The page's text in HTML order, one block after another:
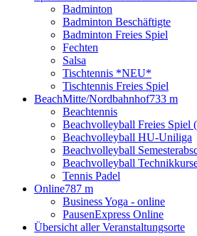
Badminton
Badminton Beschäftigte
Badminton Freies Spiel
Fechten
Salsa
Tischtennis *NEU*
Tischtennis Freies Spiel
BeachMitte/Nordbahnhof733 m
Beachtennis
Beachvolleyball Freies Spiel
Beachvolleyball HU-Uniliga
Beachvolleyball
Beachvolleyball
Tennis Padel
Online787 m
Business Yoga - online
PausenExpress Online
Übersicht aller Veranstaltungsorte